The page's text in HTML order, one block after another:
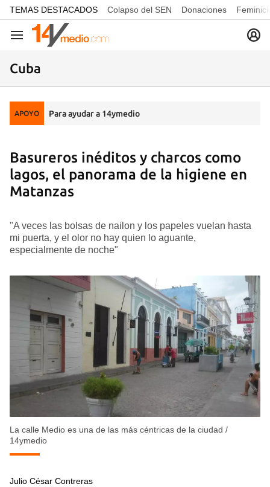
common.go-to-content
TEMAS DESTACADOS Colapso del SEN Donaciones
Navegación
Cuba
APOYO Para ayudar a 14ymedio
Basureros inéditos y charcos como
lagos, el panorama de la higiene en
Matanzas
"A veces las bolsas de nailon y los papeles vuelan hasta
mi puerta, y el olor no hay quien lo aguante,
especialmente de noche"
La calle Medio es una de las más céntricas de la ciudad /
14ymedio
Julio César Contreras